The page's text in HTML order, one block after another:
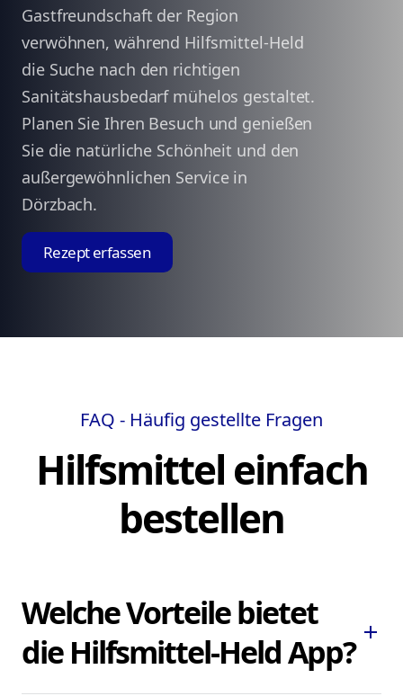
Gastfreundschaft der Region
verwöhnen, während Hilfsmittel-Held
die Suche nach den richtigen
Sanitätshausbedarf mühelos gestaltet.
Planen Sie Ihren Besuch und genießen
Sie die natürliche Schönheit und den
außergewöhnlichen Service in
Dörzbach.
Rezept erfassen
FAQ - Häufig gestellte Fragen
Hilfsmittel einfach
bestellen
Welche Vorteile bietet
die Hilfsmittel-Held App? add